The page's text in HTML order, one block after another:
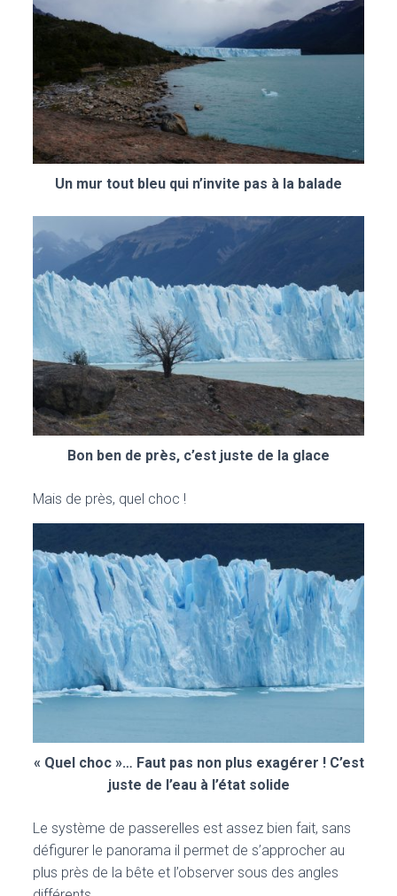
Un mur tout bleu qui n’invite pas à la balade
Bon ben de près, c’est juste de la glace
Mais de près, quel choc !
« Quel choc »… Faut pas non plus exagérer ! C’est
juste de l’eau à l’état solide
Le système de passerelles est assez bien fait, sans
défigurer le panorama il permet de s’approcher au
plus près de la bête et l’observer sous des angles